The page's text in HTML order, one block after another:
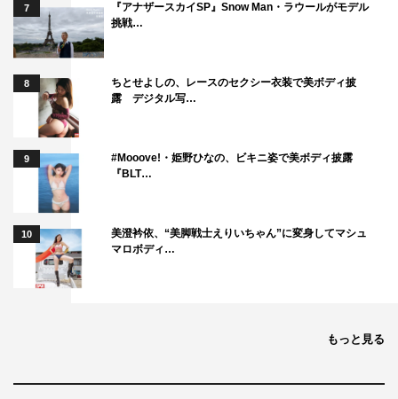
7
『アナザースカイSP』Snow Man・ラウールがモデル
挑戦…
8
ちとせよしの、レースのセクシー衣装で美ボディ披
露 デジタル写…
9
#Mooove!・姫野ひなの、ビキニ姿で美ボディ披露
『BLT…
10
美澄衿依、“美脚戦士えりいちゃん”に変身してマシュ
マロボディ…
もっと見る